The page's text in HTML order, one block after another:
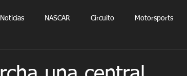
Noticias NASCAR Circuito Motorsports